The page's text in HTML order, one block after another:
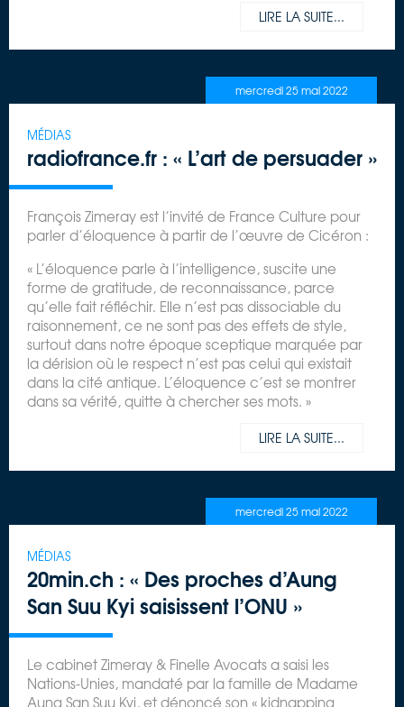
LIRE LA SUITE...
mercredi 25 mai 2022
MÉDIAS
radiofrance.fr : « L’art de persuader »
François Zimeray est l’invité de France Culture pour
parler d’éloquence à partir de l’œuvre de Cicéron :
« L’éloquence parle à l’intelligence, suscite une
forme de gratitude, de reconnaissance, parce
qu’elle fait réfléchir. Elle n’est pas dissociable du
raisonnement, ce ne sont pas des effets de style,
surtout dans notre époque sceptique marquée par
la dérision où le respect n’est pas celui qui existait
dans la cité antique. L’éloquence c’est se montrer
dans sa vérité, quitte à chercher ses mots. »
LIRE LA SUITE...
mercredi 25 mai 2022
MÉDIAS
20min.ch : « Des proches d’Aung
San Suu Kyi saisissent l’ONU »
Le cabinet Zimeray & Finelle Avocats a saisi les
Nations-Unies, mandaté par la famille de Madame
Aung San Suu Kyi, et dénoncé son « kidnapping